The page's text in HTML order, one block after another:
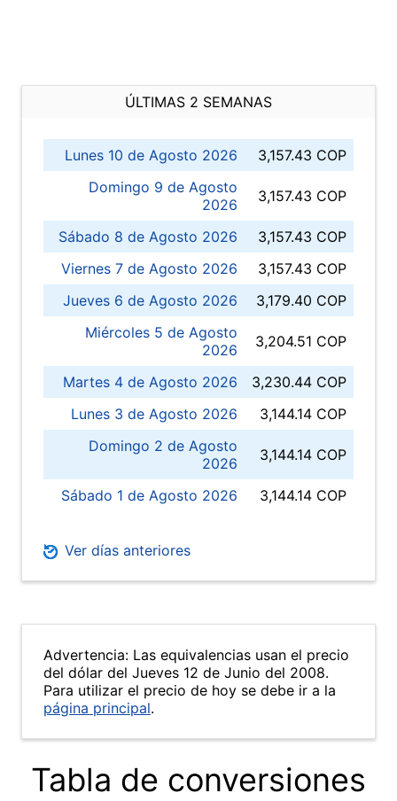
ÚLTIMAS 2 SEMANAS
Lunes 10 de Agosto 2026
3,157.43 COP
Domingo 9 de Agosto
2026
3,157.43 COP
Sábado 8 de Agosto 2026
3,157.43 COP
Viernes 7 de Agosto 2026
3,157.43 COP
Jueves 6 de Agosto 2026
3,179.40 COP
Miércoles 5 de Agosto
2026
3,204.51 COP
Martes 4 de Agosto 2026
3,230.44 COP
Lunes 3 de Agosto 2026
3,144.14 COP
Domingo 2 de Agosto
2026
3,144.14 COP
Sábado 1 de Agosto 2026 3,144.14 COP
Ver días anteriores
Advertencia: Las equivalencias usan el precio
del dólar del Jueves 12 de Junio del 2008.
Para utilizar el precio de hoy se debe ir a la
página principal.
Tabla de conversiones